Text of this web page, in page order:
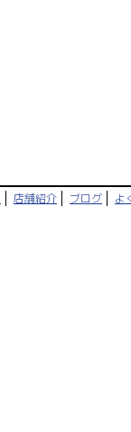
店舗紹介 ブログ よ